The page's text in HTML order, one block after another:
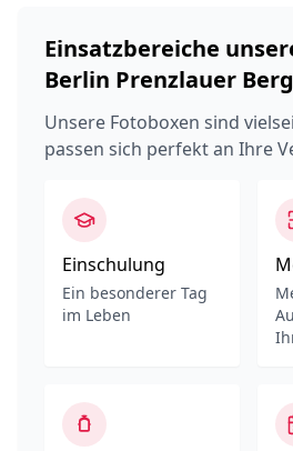
Einsatzbereiche
Berlin Prenzlauer Berg
Unsere Fotoboxen sind
passen sich perfekt an Ihre
Einschulung
Ein besonderer Tag
im Leben